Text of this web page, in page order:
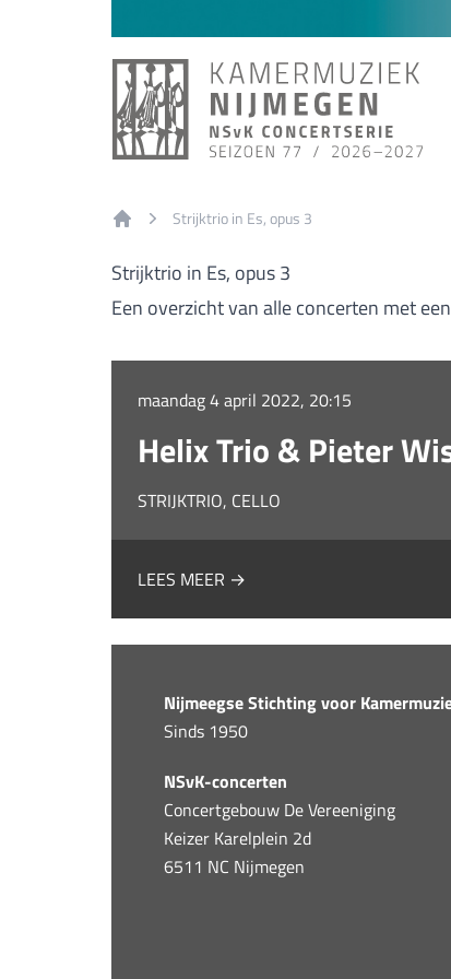
Strijktrio in Es, opus 3
Strijktrio in Es, opus 3
Een overzicht van alle concerten met
maandag 4 april 2022, 20:15
Helix Trio & Pieter
STRIJKTRIO, CELLO
LEES MEER →
Nijmeegse Stichting voor
Sinds 1950
NSvK-concerten
Concertgebouw De Vereeniging
Keizer Karelplein 2d
6511 NC Nijmegen